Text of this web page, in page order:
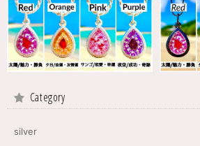
Category
silver